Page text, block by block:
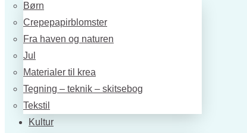
Børn
Crepepapirblomster
Fra haven og naturen
Jul
Materialer til krea
Tegning – teknik – skitsebog
Tekstil
Kultur